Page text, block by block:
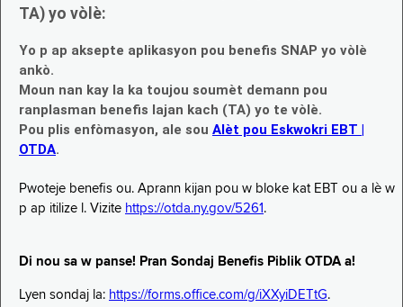
TA) yo vòlè:
Yo p ap aksepte aplikasyon pou benefis SNAP yo vòlè
ankò.
Moun nan kay la ka toujou soumèt demann pou
ranplasman benefis lajan kach (TA) yo te vòlè.
Pou plis enfòmasyon, ale sou Alèt pou Eskwokri EBT |
OTDA.
Pwoteje benefis ou. Aprann kijan pou w bloke kat EBT ou a lè w
p ap itilize l. Vizite https://otda.ny.gov/5261 .
Di nou sa w panse! Pran Sondaj Benefis Piblik OTDA a!
Lyen sondaj la: https://forms.office.com/g/iXXyiDETtG.